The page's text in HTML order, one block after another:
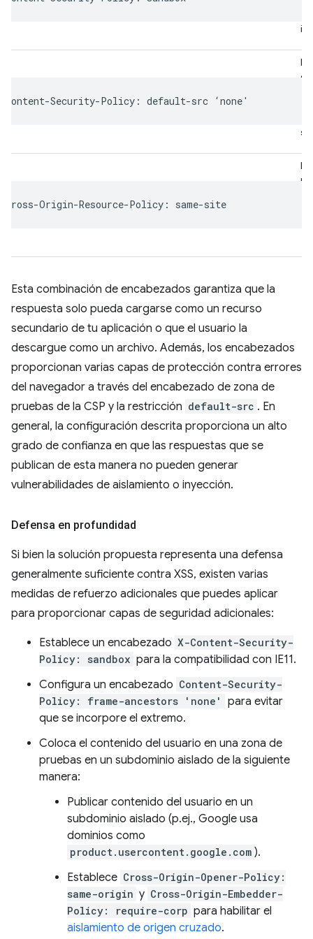
Esta combinación de encabezados garantiza que la
respuesta solo pueda cargarse como un recurso
secundario de tu aplicación o que el usuario la
descargue como un archivo. Además, los encabezados
proporcionan varias capas de protección contra errores
del navegador a través del encabezado de zona de
pruebas de la CSP y la restricción default-src . En
general, la configuración descrita proporciona un alto
grado de confianza en que las respuestas que se
publican de esta manera no pueden generar
vulnerabilidades de aislamiento o inyección.
Defensa en profundidad
Si bien la solución propuesta representa una defensa
generalmente suficiente contra XSS, existen varias
medidas de refuerzo adicionales que puedes aplicar
para proporcionar capas de seguridad adicionales:
Establece un encabezado X-Content-Security-
Policy: sandbox para la compatibilidad con IE11.
Configura un encabezado Content-Security-
Policy: frame-ancestors 'none'
para evitar
que se incorpore el extremo.
Coloca el contenido del usuario en una zona de
pruebas en un subdominio aislado de la siguiente
manera:
Publicar contenido del usuario en un
subdominio aislado (p.ej., Google usa
dominios como
product.usercontent.google.com ).
Establece Cross-Origin-Opener-Policy:
same-origin y Cross-Origin-Embedder-
Policy: require-corp para habilitar el
aislamiento de origen cruzado.